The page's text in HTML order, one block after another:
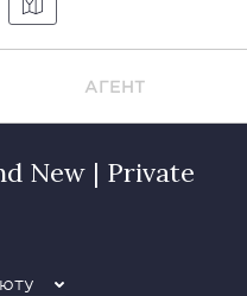
АГЕНТ
New | Private